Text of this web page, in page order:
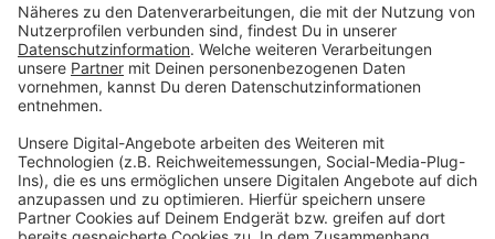
Staufenberg (31) gefordert. Anschließend sollen sie
wegen Wiederholungsgefahr in Sicherungsverwahrung.
Anzeige
Der Missbrauchskomplex "Kinderhaus"
Anzeige